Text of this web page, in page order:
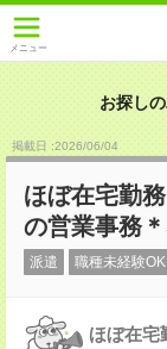
メニュー
お探し
掲載日 :2026/06/04
ほぼ在宅勤
の営業事務
派遣 職種未経験OK
ほぼ在宅